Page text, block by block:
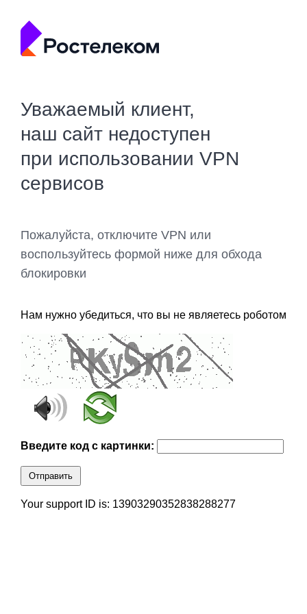
Уважаемый клиент,
наш сайт недоступен
при использовании VPN
сервисов
Пожалуйста, отключите VPN или
воспользуйтесь формой ниже для обхода
блокировки
Нам нужно убедиться, что вы не являетесь роботом
Введите код с картинки:
Отправить
Your support ID is: 13903290352838288277